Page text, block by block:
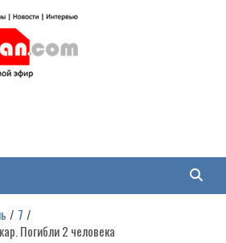
Гражданская война
включая события в Новороссии, ДНР,
7
Погибли 2 человека